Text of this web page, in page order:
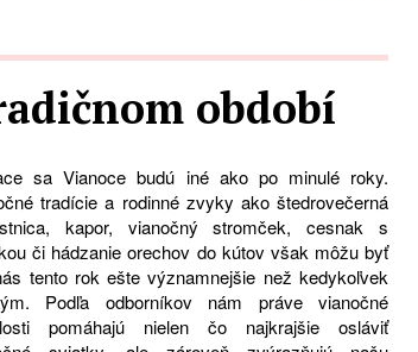
období
sa Vianoce budú iné ako po minulé roky.
tradície a rodinné zvyky ako štedrovečerná
kapor, vianočný stromček, cesnak s
či hádzanie orechov do kútov však môžu byť
tento rok ešte významnejšie než kedykoľvek
Podľa odborníkov nám práve vianočné
pomáhajú nielen čo najkrajšie osláviť